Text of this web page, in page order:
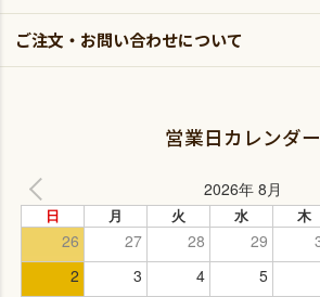
ご注文・お問い合わせについて
営業日カレンダー